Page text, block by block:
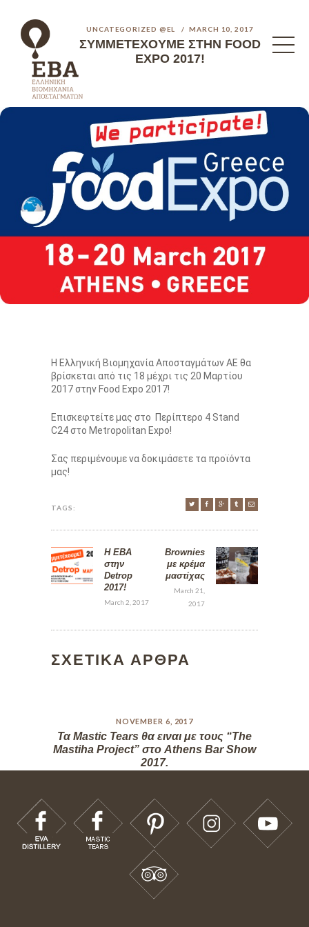
UNCATEGORIZED @EL MARCH 10, 2017
ΣΥΜΜΕΤΈΧΟΥΜΕ ΣΤΗΝ FOOD
EXPO 2017!
Η Ελληνική Βιομηχανία Αποσταγμάτων ΑΕ θα
βρίσκεται από τις 18 μέχρι τις 20 Μαρτίου
2017 στην Food Expo 2017!
Επισκεφτείτε μας στο Περίπτερο 4 Stand
C24 στο Metropolitan Expo!
Σας περιμένουμε να δοκιμάσετε τα προϊόντα
μας!
TAGS:
Η ΕΒΑ
στην
Detrop
2017!
March 2, 2017
Brownies
με κρέμα
μαστίχας
March 21,
2017
ΣΧΕΤΙΚΑ ΑΡΘΡΑ
NOVEMBER 6, 2017
Τα Mastic Tears θα ειναι με τους “The
Mastiha Project” στο Athens Bar Show
2017.